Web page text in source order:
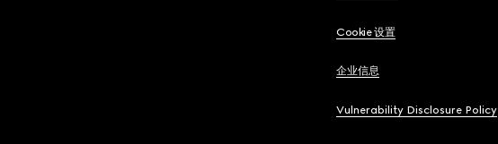
Cookie 设置
企业信息
Vulnerability Disclosure Policy